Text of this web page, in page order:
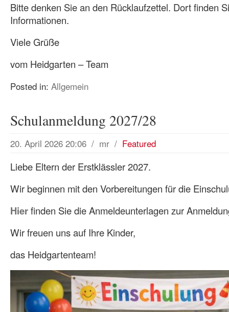
Bitte denken Sie an den Rücklaufzettel. Dort finden
Informationen.
Viele Grüße
vom Heidgarten – Team
Posted in: Allgemein
Schulanmeldung 2027/28
20. April 2026 20:06 / mr / Featured
Liebe Eltern der Erstklässler 2027.
Wir beginnen mit den Vorbereitungen für die
Hierfinden Sie die Anmeldeunterlagen zur
Wir freuen uns auf Ihre Kinder,
das Heidgartenteam!